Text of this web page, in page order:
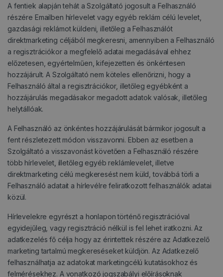
A fentiek alapján tehát a Szolgáltató jogosult a Felhasználó
részére Emailben hírlevelet vagy egyéb reklám célú levelet,
gazdasági reklámot küldeni, illetőleg a Felhasználót
direktmarketing céljából megkeresni, amennyiben a Felhasználó
a regisztrációkor a megfelelő adatai megadásával ehhez
előzetesen, egyértelműen, kifejezetten és önkéntesen
hozzájárult. A Szolgáltató nem köteles ellenőrizni, hogy a
Felhasználó által a regisztrációkor, illetőleg egyébként a
hozzájárulás megadásakor megadott adatok valósak, illetőleg
helytállóak.
A Felhasználó az önkéntes hozzájárulását bármikor jogosult a
fent részletezett módon visszavonni. Ebben az esetben a
Szolgáltató a visszavonást követően a Felhasználó részére
több hírlevelet, illetőleg egyéb reklámlevelet, illetve
direktmarketing célú megkeresést nem küld, továbbá törli a
Felhasználó adatait a hírlevélre feliratkozott felhasználók adatai
közül.
Hírlevelekre egyrészt a honlapon történő regisztrációval
egyidejűleg, vagy regisztráció nélkül is fel lehet iratkozni. Az
adatkezelés fő célja hogy az érintettek részére az Adatkezelő
marketing tartalmú megkereséseket küldjön. Az Adatkezelő
felhasználhatja az adatokat marketingcélú kutatásokhoz és
felmérésekhez. A vonatkozó jogszabályi előírásoknak